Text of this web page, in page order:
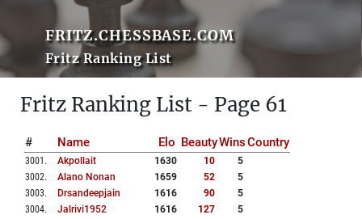
FRITZ.CHESSBASE.COM
Fritz Ranking List
Fritz Ranking List - Page 61
# Name Elo BeautyWinsCountry
3001 . Akpollait 1630 10
5
3002. Alano Nonan 1659 52
5
3003. Drsandeepjain 1616 90
5
3004. Jalrivi1952 1616 127
5